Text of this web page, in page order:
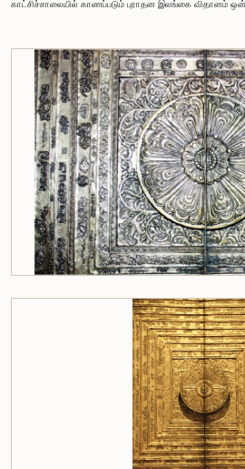
காட்சிச்சாலையில் காணப்படும் புராதன இலங்கை விதானம்